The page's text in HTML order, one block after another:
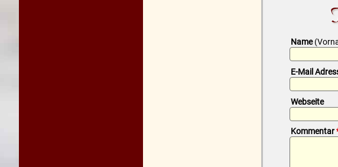
Pflichtfeld
Name
Pflichtfeld
E-Mail
Webseite
Pflichtfeld
Kommentar